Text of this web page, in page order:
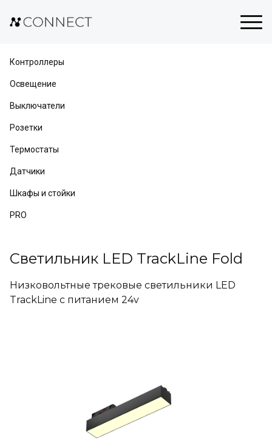
Контроллеры
Освещение
Выключатели
Розетки
Термостаты
Датчики
Шкафы и стойки
PRO
Светильник LED TrackLine Fold
Низковольтные трековые светильники LED
TrackLine c питанием 24v